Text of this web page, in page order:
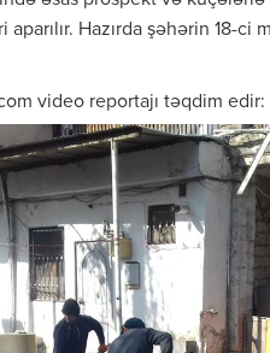
aparılır. Hazırda şəhərin 18-
video reportajı təqdim edir: